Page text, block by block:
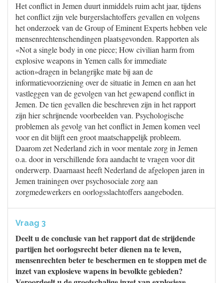
Het conflict in Jemen duurt inmiddels ruim acht jaar, tijdens
het conflict zijn vele burgerslachtoffers gevallen en volgens
het onderzoek van de Group of Eminent Experts hebben vele
mensenrechtenschendingen plaatsgevonden. Rapporten als
«Not a single body in one piece; How civilian harm from
explosive weapons in Yemen calls for immediate
action»dragen in belangrijke mate bij aan de
informatievoorziening over de situatie in Jemen en aan het
vastleggen van de gevolgen van het gewapend conflict in
Jemen. De tien gevallen die beschreven zijn in het rapport
zijn hier schrijnende voorbeelden van. Psychologische
problemen als gevolg van het conflict in Jemen komen veel
voor en dit blijft een groot maatschappelijk probleem.
Daarom zet Nederland zich in voor mentale zorg in Jemen
o.a. door in verschillende fora aandacht te vragen voor dit
onderwerp. Daarnaast heeft Nederland de afgelopen jaren in
Jemen trainingen over psychosociale zorg aan
zorgmedewerkers en oorlogsslachtoffers aangeboden.
Vraag 3
Deelt u de conclusie van het rapport dat de strijdende
partijen het oorlogsrecht beter dienen na te leven,
mensenrechten beter te beschermen en te stoppen met de
inzet van explosieve wapens in bevolkte gebieden?